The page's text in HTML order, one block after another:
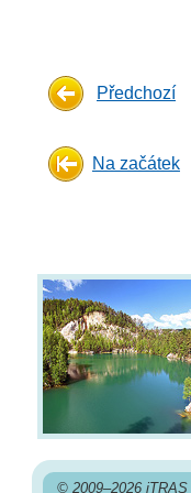
Předchozí
Na začátek
© 2009–2026